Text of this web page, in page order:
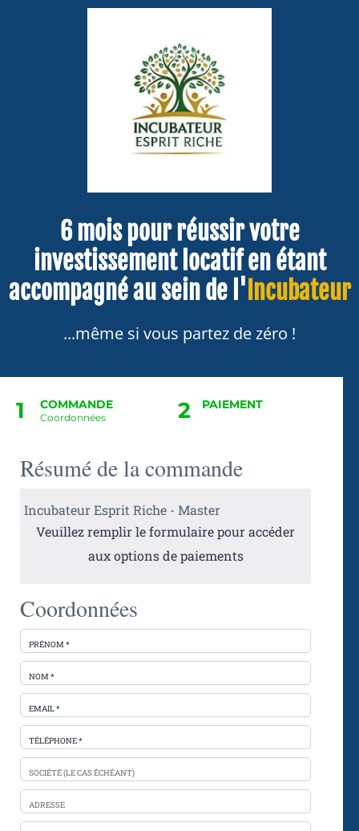
6 mois pour réussir votre
investissement locatif en étant
accompagné au sein de l' Incubateur
...même si vous partez de zéro !
1 COMMANDE
Coordonnées 2 PAIEMENT
Résumé de la commande
Incubateur Esprit Riche - Master
Veuillez remplir le formulaire pour accéder
aux options de paiements
Coordonnées
PRÉNOM *
NOM *
EMAIL *
TÉLÉPHONE *
SOCIÉTÉ (LE CAS ÉCHÉANT)
ADRESSE